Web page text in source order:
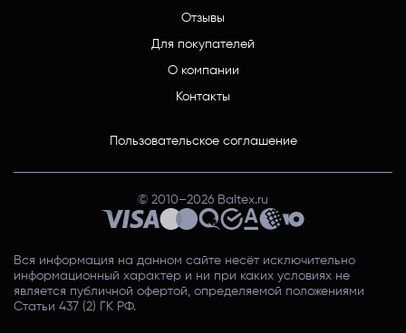
Отзывы
Для покупателей
О компании
Контакты
Пользовательское соглашение
© 2010–2026 Baltex.ru
Вся информация на данном сайте несёт исключительно
информационный характер и ни при каких условиях не
является публичной офертой, определяемой положениями
Статьи 437 (2) ГК РФ.